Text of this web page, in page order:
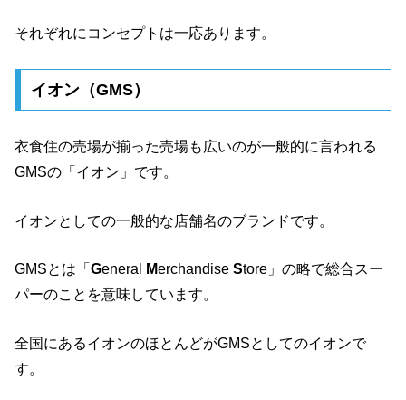
それぞれにコンセプトは一応あります。
イオン（GMS）
衣食住の売場が揃った売場も広いのが一般的に言われる
GMSの「イオン」です。
イオンとしての一般的な店舗名のブランドです。
GMSとは「 General Merchandise Store」の略で総合スー
パーのことを意味しています。
全国にあるイオンのほとんどがGMSとしてのイオンで
す。